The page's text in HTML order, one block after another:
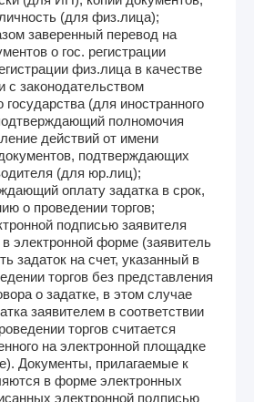
(для физ.лица);
заверенный перевод на
о гос. регистрации
физ.лица в качестве
с законодательством
(для иностранного
полномочия
действий от имени
подтверждающих
(для юр.лиц);
оплату задатка в срок,
о проведении торгов;
подписью заявителя
в электронной форме (заявитель
задаток на счет, указанный в
торгов без представления
о задатке, в этом случае
заявителем в соответствии
торгов считается
на электронной площадке
Документы, прилагаемые к
в форме электронных
электронной подписью